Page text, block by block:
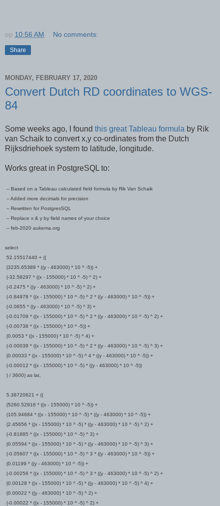
op 10:56 AM No comments:
Share
MONDAY, FEBRUARY 17, 2020
Convert Dutch RD coordinates to WGS-
84
Some weeks ago, I found this great Tableau formula by Rik
van Schaik to convert x,y co-ordinates from the Dutch
Rijksdriehoek system to latitude, longitude.
Works great in PostgreSQL to:
-- Based on a Tableau calculated field formula by Rik Van Schaik
-- Added more decimals for precision
-- Rewritten for PostgresSQL
-- Replace x & y by field names of your choice
-- feb-2020 aukema.org
select
52.15517440 + ((
(3235.65389 * ((y - 463000) * 10 ^ -5)) +
(-32.58297 * ((x - 155000) * 10 ^ -5) ^ 2) +
(-0.2475 * ((y - 463000) * 10 ^ -5) ^ 2) +
(-0.84978 * ((x - 155000) * 10 ^ -5) ^ 2 * ((y - 463000) * 10 ^ -5)) +
(-0.0655 * ((y - 463000) * 10 ^ -5) ^ 3) +
(-0.01709 * ((x - 155000) * 10 ^ -5) ^ 2 * ((y - 463000) * 10 ^ -5) ^ 2) +
(-0.00738 * ((x - 155000) * 10 ^ -5)) +
(0.0053 * ((x - 155000) * 10 ^ -5) ^ 4) +
(-0.00039 * ((x - 155000) * 10 ^ -5) ^ 2 * ((y - 463000) * 10 ^ -5) ^ 3) +
(0.00033 * ((x - 155000) * 10 ^ -5) ^ 4 * ((y - 463000) * 10 ^ -5)) +
(-0.00012 * ((x - 155000) * 10 ^ -5) * ((y - 463000) * 10 ^ -5))
) / 3600) as lat,
5.38720621 + ((
(5260.52916 * ((x - 155000) * 10 ^ -5)) +
(105.94684 * ((x - 155000) * 10 ^ -5) * ((y - 463000) * 10 ^ -5)) +
(2.45656 * ((x - 155000) * 10 ^ -5) * ((y - 463000) * 10 ^ -5) ^ 2) +
(-0.81885 * ((x - 155000) * 10 ^ -5) ^ 3) +
(0.05594 * ((x - 155000) * 10 ^ -5) * ((y - 463000) * 10 ^ -5) ^ 3) +
(-0.05607 * ((x - 155000) * 10 ^ -5) ^ 3 * ((y - 463000) * 10 ^ -5)) +
(0.01199 * ((y - 463000) * 10 ^ -5)) +
(-0.00256 * ((x - 155000) * 10 ^ -5) ^ 3 * ((y - 463000) * 10 ^ -5) ^ 2) +
(0.00128 * ((x - 155000) * 10 ^ -5) * ((y - 463000) * 10 ^ -5) ^ 4) +
(0.00022 * ((y - 463000) * 10 ^ -5) ^ 2) +
(-0.00022 * ((x - 155000) * 10 ^ -5) ^ 2) +